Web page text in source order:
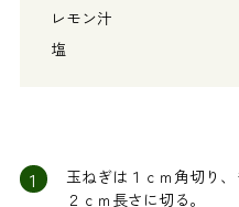
レモン汁 ・
塩 ・・
1
玉ねぎは１ｃｍ角切り
２ｃｍ長さに切る。